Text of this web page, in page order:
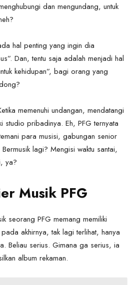
dan mengundang, untuk
hal penting yang ingin dia
Dan, tentu saja adalah menjadi hal
kehidupan”, bagi orang yang
memenuhi undangan, mendatangi
studio pribadinya. Eh, PFG ternyata
para musisi, gabungan senior
lagi? Mengisi waktu santai,
ya?
Musik PFG
seorang PFG memang memiliki
akhirnya, tak lagi terlihat, hanya
Beliau serius. Gimana ga serius, ia
album rekaman.